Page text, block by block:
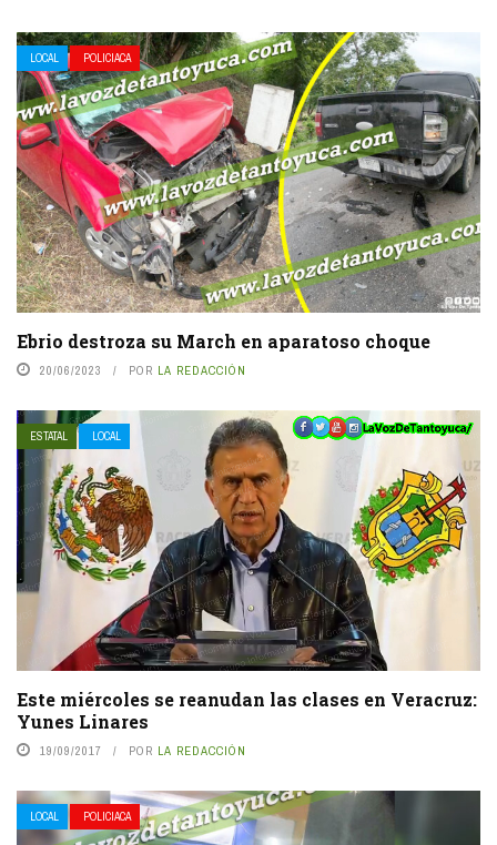
LOCAL POLICIACA
Ebrio destroza su March en aparatoso choque
20/06/2023 POR LA REDACCIÓN
ESTATAL LOCAL
Este miércoles se reanudan las clases en Veracruz:
Yunes Linares
19/09/2017 POR LA REDACCIÓN
LOCAL POLICIACA